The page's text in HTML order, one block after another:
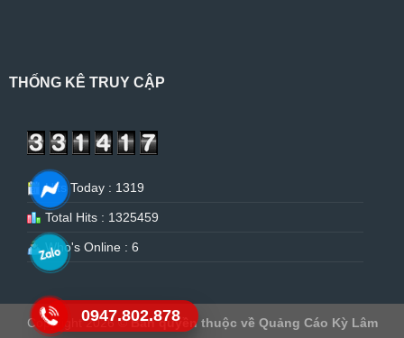
THỐNG KÊ TRUY CẬP
Hits Today : 1319
Total Hits : 1325459
Who's Online : 6
Copyright 2026 ©Bản quyền thuộc về Quảng Cáo Kỳ Lâm
0947.802.878